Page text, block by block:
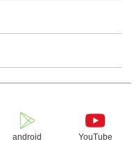
android YouTube